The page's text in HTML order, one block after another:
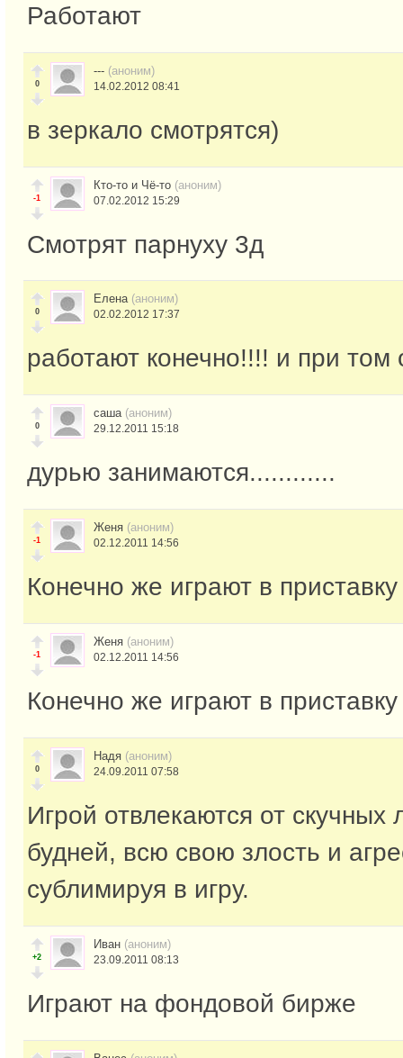
Работают
0
--- (аноним)
14.02.2012 08:41
в зеркало смотрятся)
-1
Кто-то и Чё-то (аноним)
07.02.2012 15:29
Смотрят парнуху 3д
0
Елена (аноним)
02.02.2012 17:37
работают конечно!!!! и при том
0
саша (аноним)
29.12.2011 15:18
дурью занимаются............
-1
Женя (аноним)
02.12.2011 14:56
Конечно же играют в приставку
-1
Женя (аноним)
02.12.2011 14:56
Конечно же играют в приставку
0
Надя (аноним)
24.09.2011 07:58
Игрой отвлекаются от
будней, всю свою злость и
сублимируя в игру.
+2
Иван (аноним)
23.09.2011 08:13
Играют на фондовой бирже